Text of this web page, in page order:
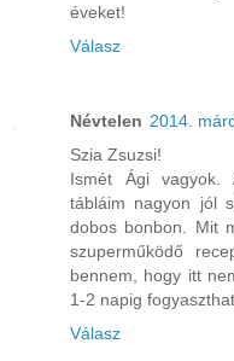
éveket!
Válasz
Névtelen 2014.
Szia Zsuzsi!
Ismét Ági vagyok.
tábláim nagyon jól
dobos bonbon. Mit
szuperműködő
bennem, hogy itt
1-2 napig
Válasz